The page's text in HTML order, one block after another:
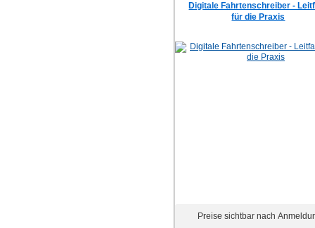
Digitale Fahrtenschreiber -
für die Praxis
Preise sichtbar nach